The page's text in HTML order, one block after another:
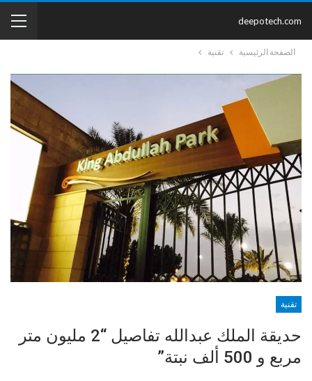
deepotech.com
الصفحة الرئيسية تقنية
تقنية
حديقة الملك عبدالله تفاصيل “2 مليون متر
مربع و 500 ألف نبتة”